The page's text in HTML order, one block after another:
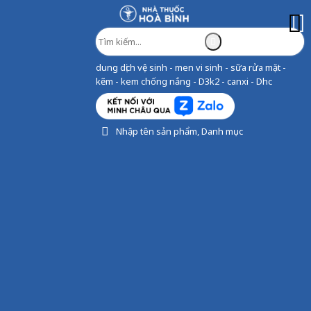
dung dịch vệ sinh - men vi sinh - sữa rửa mặt -
kẽm - kem chống nắng - D3k2 - canxi - Dhc
Nhập tên sản phẩm, Danh mục